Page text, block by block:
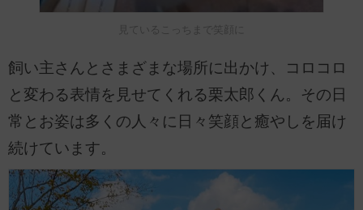
見ているこっちまで笑顔に
飼い主さんとさまざまな場所に出かけ、コロコロ
と変わる表情を見せてくれる栗太郎くん。その日
常とお姿は多くの人々に日々笑顔と癒やしを届け
続けています。